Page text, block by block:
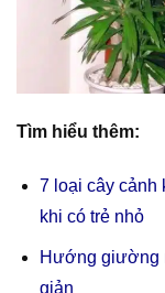
Tìm hiểu thêm:
7 loại cây cảnh
khi có trẻ nhỏ
Hướng giường
giản